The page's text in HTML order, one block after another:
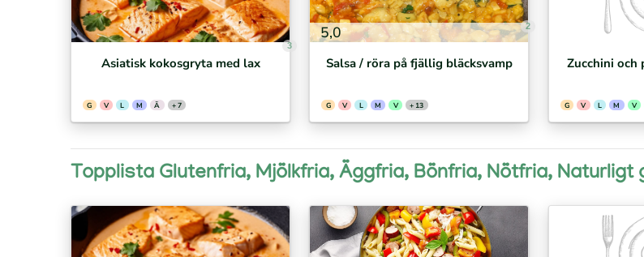
3
Asiatisk kokosgryta med lax
G V L M Ä + 7
5,0 2
Salsa / röra på fjällig bläcksvamp
G V L M V + 13
Zucchini och
G V L M V
Topplista Glutenfria, Mjölkfria, Äggfria, Bönfria, Nötfria, Naturligt